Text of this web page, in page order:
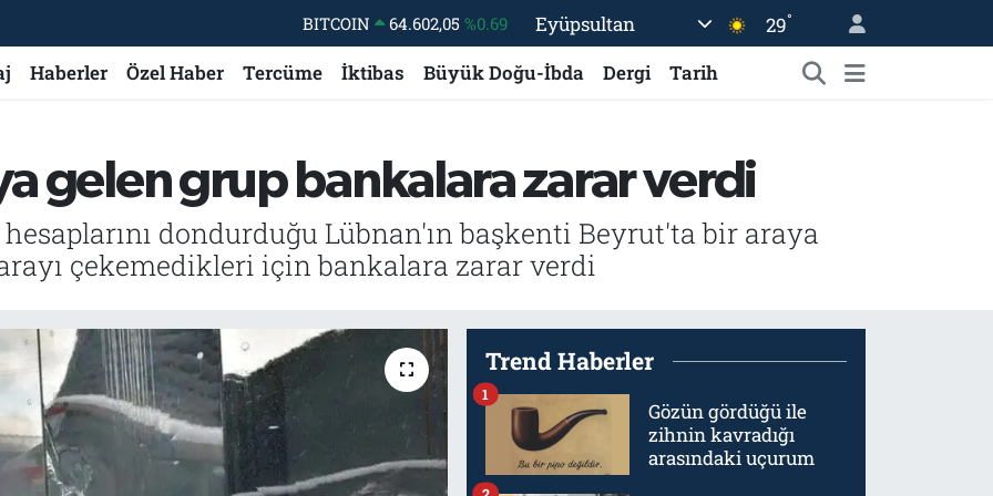
BITCOIN 64.602,05 %0.69
DOLAR
47,6006
%0.06
GRAM ALTIN
6513.94 %0.32
BİST100
13.768 %48
Eyüpsultan 29°
Haberler Özel Haber Tercüme İktibas Büyük Doğu-İbda Dergi Tarih
gelen grup bankalara zarar verdi
dondurduğu Lübnan'ın başkenti Beyrut'ta bir araya
çekemedikleri için bankalara zarar verdi
Trend Haberler
Gözün gördüğü ile
zihnin kavradığı
arasındaki uçurum
1